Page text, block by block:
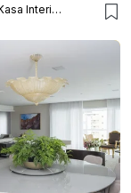
Souza Kasa Interiores